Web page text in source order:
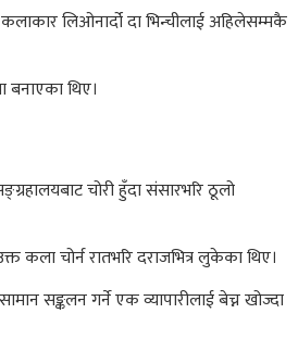
लिओनार्दो दा भिन्चीलाई अहिलेसम्मकै
बनाएका थिए।
चोरी हुँदा संसारभरि ठूलो
कला चोर्न रातभरि दराजभित्र लुकेका थिए।
सङ्कलन गर्ने एक व्यापारीलाई बेच्न खोज्दा